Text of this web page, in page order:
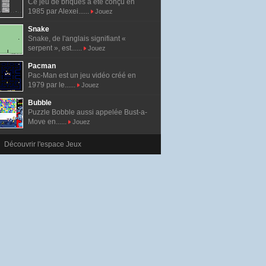
Ce jeu de briques a été conçu en
1985 par Alexei......
Jouez
Snake
Snake, de l'anglais signifiant «
serpent », est......
Jouez
Pacman
Pac-Man est un jeu vidéo créé en
1979 par le......
Jouez
Bubble
Puzzle Bobble aussi appelée Bust-a-
Move en......
Jouez
Découvrir l'espace Jeux